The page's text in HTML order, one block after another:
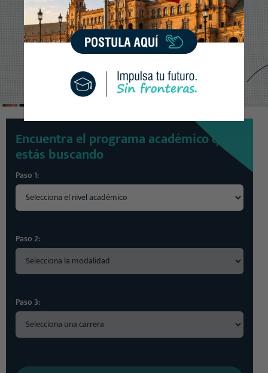
Clic para WhatsApp
Encuentra el programa académico que
estás buscando
Paso 1:
Paso 2:
Paso 3: